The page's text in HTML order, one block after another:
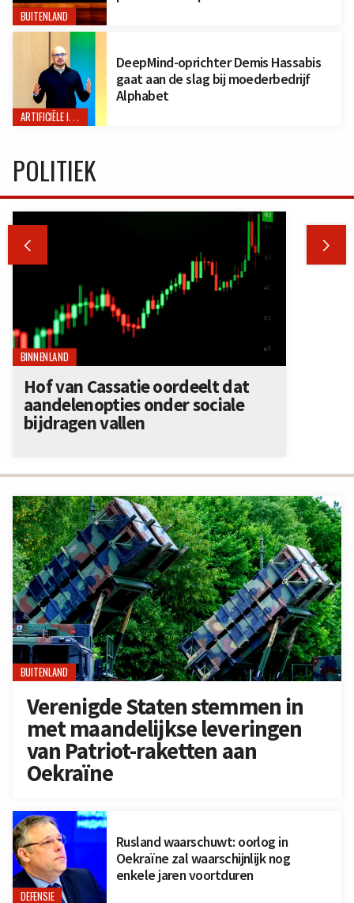
BUITENLAND
ARTIFICIËLE INTELLIGENTIE
DeepMind-oprichter Demis Hassabis
gaat aan de slag bij moederbedrijf
Alphabet
BUITENLAND
Verenigde Staten stemmen in
met maandelijkse leveringen
van Patriot-raketten aan
Oekraïne
DEFENSIE
Rusland waarschuwt: oorlog in
Oekraïne zal waarschijnlijk nog
enkele jaren voortduren
POLITIEK
 
BINNENLAND
Hof van Cassatie oordeelt dat
aandelenopties onder sociale
bijdragen vallen